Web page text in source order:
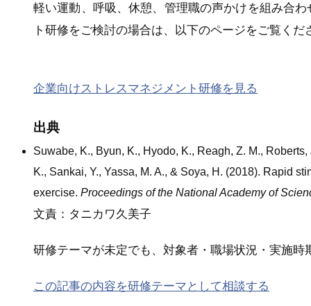
軽い運動、呼吸、休憩、管理職の声かけを組み合
ト研修をご検討の場合は、以下のページをご覧くだ
企業向けストレスマネジメント研修を見る
出典
Suwabe, K., Byun, K., Hyodo, K., Reagh, Z. M.,
K., Sankai, Y., Yassa, M. A., & Soya, H. (2018). Rapid
exercise. Proceedings of the National Academy of
文責：タニカワ久美子
研修テーマが未定でも、対象者・職場状況・実施時
この記事の内容を研修テーマとして相談する